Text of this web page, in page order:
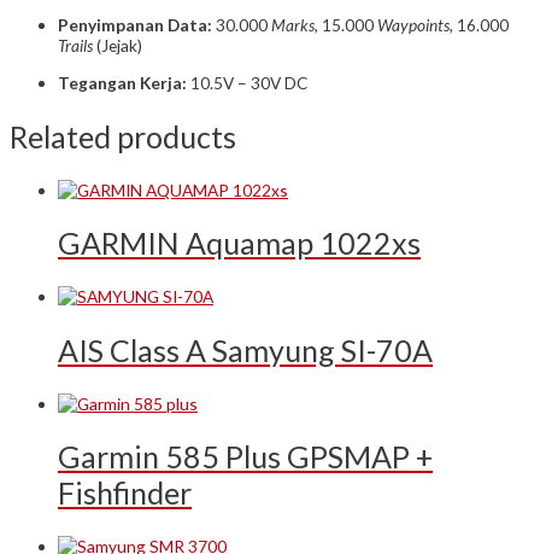
Penyimpanan Data: 30.000Marks, 15.000 Waypoints, 16.000
Trails(Jejak)
Tegangan Kerja: 10.5V – 30V DC
Related products
GARMIN Aquamap 1022xs
AIS Class A Samyung SI-70A
Garmin 585 Plus GPSMAP +
Fishfinder